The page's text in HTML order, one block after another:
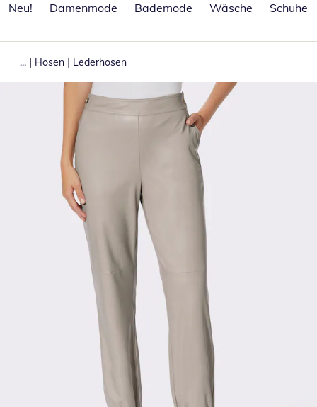
Neu!
Damenmode Bademode Wäsche Schuhe
... | Hosen | Lederhosen